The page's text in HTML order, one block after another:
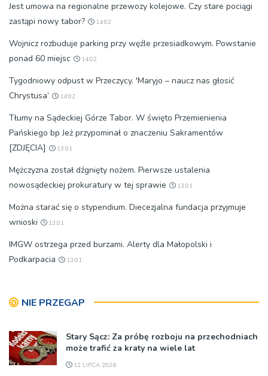
Jest umowa na regionalne przewozy kolejowe. Czy stare pociągi
zastąpi nowy tabor?
14:02
Wojnicz rozbuduje parking przy węźle przesiadkowym. Powstanie
ponad 60 miejsc
14:02
Tygodniowy odpust w Przeczycy. 'Maryjo – naucz nas głosić
Chrystusa’
14:02
Tłumy na Sądeckiej Górze Tabor. W święto Przemienienia
Pańskiego bp Jeż przypominał o znaczeniu Sakramentów
[ZDJĘCIA]
13:01
Mężczyzna został dźgnięty nożem. Pierwsze ustalenia
nowosądeckiej prokuratury w tej sprawie
13:01
Można starać się o stypendium. Diecezjalna fundacja przyjmuje
wnioski
13:01
IMGW ostrzega przed burzami. Alerty dla Małopolski i
Podkarpacia
13:01
NIE PRZEGAP
Stary Sącz: Za próbę rozboju na przechodniach
może trafić za kraty na wiele lat
12 LIPCA 2026